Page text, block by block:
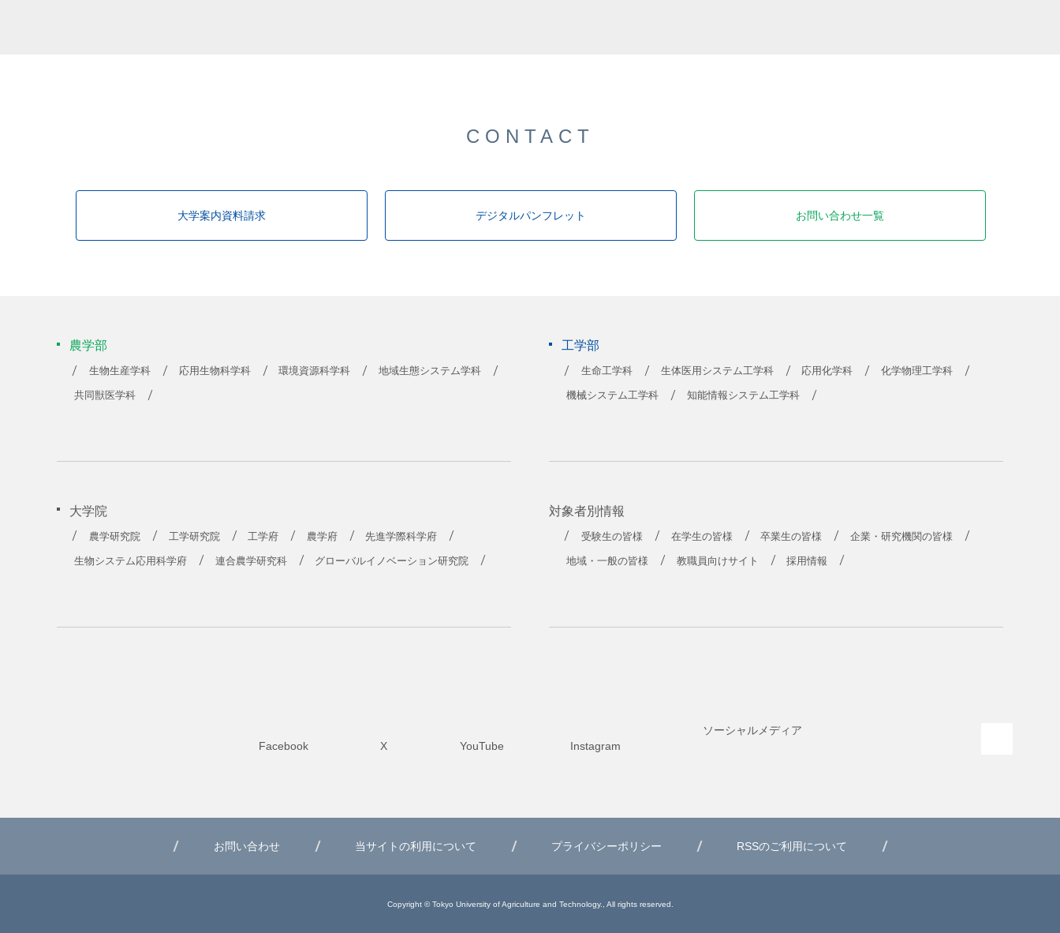
CONTACT
大学案内資料請求 デジタルパンフレット お問い合わせ一覧
農学部
生物生産学科 応用生物科学科 環境資源科学科 地域生態システム学科
共同獣医学科
工学部
生命工学科 生体医用システム工学科 応用化学科 化学物理工学科
機械システム工学科 知能情報システム工学科
大学院
農学研究院 工学研究院 工学府 農学府 先進学際科学府
生物システム応用科学府 連合農学研究科 グローバルイノベーション研究院
対象者別情報
受験生の皆様 在学生の皆様 卒業生の皆様 企業・研究機関の皆様
地域・一般の皆様 教職員向けサイト 採用情報
Facebook
X YouTube Instagram
ソーシャルメディア
お問い合わせ 当サイトの利用について プライバシーポリシー RSSのご利用について
Copyright © Tokyo University of Agriculture and Technology., All rights reserved.